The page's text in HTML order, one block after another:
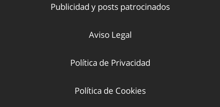
Publicidad y posts patrocinados
Aviso Legal
Política de Privacidad
Política de Cookies